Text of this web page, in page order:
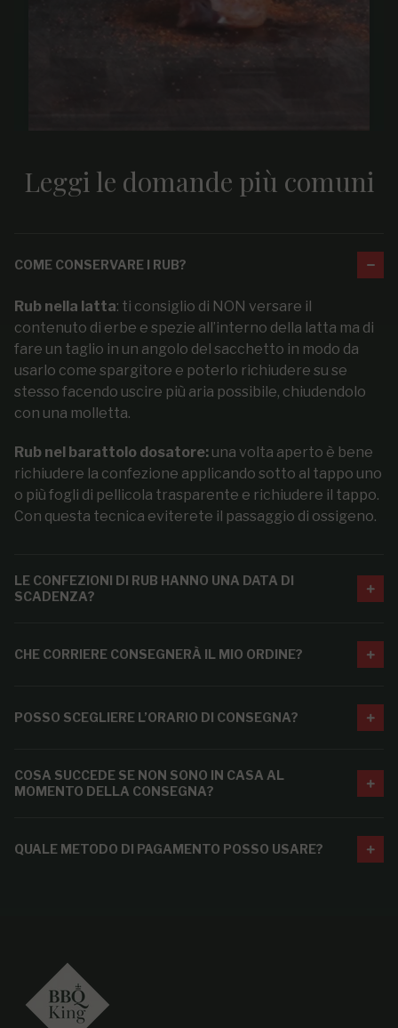
Leggi le domande più comuni
COME CONSERVARE I RUB?
Rub nella latta: ti consiglio di NON versare il
contenuto di erbe e spezie all’interno della latta ma di
fare un taglio in un angolo del sacchetto in modo da
usarlo come spargitore e poterlo richiudere su se
stesso facendo uscire più aria possibile, chiudendolo
con una molletta.
Rub nel barattolo dosatore: una volta aperto è bene
richiudere la confezione applicando sotto al tappo uno
o più fogli di pellicola trasparente e richiudere il tappo.
Con questa tecnica eviterete il passaggio di ossigeno.
LE CONFEZIONI DI RUB HANNO UNA DATA DI
SCADENZA?
CHE CORRIERE CONSEGNERÀ IL MIO ORDINE?
POSSO SCEGLIERE L’ORARIO DI CONSEGNA?
COSA SUCCEDE SE NON SONO IN CASA AL
MOMENTO DELLA CONSEGNA?
QUALE METODO DI PAGAMENTO POSSO USARE?